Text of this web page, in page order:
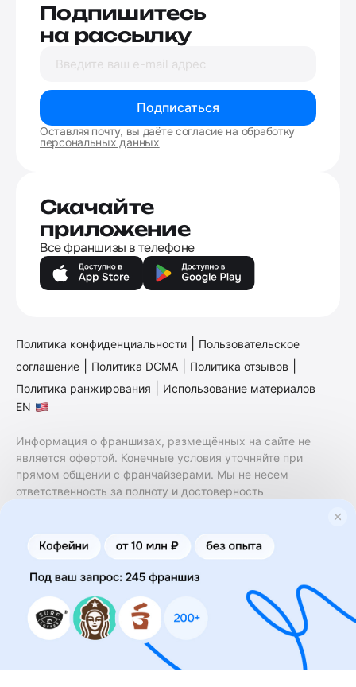
Подпишитесь
на рассылку
Подписаться
Оставляя почту, вы даёте согласие на обработку
персональных данных
Скачайте
приложение
Все франшизы в телефоне
Политика конфиденциальности
Пользовательское
соглашение
Политика DCMA Политика отзывов
Политика ранжирования
Использование материалов
EN
Информация о франшизах, размещённых на сайте не
является офертой. Конечные условия уточняйте при
прямом общении с франчайзерами. Мы не несем
ответственность за полноту и достоверность
финансовые услуги. Заключение договоров
коммерческой концессии (франчайзинга) осуществляется
правообладателями/их представителями. Бизнесменс.ру
не является посредником или представителем
правообладателя и не несет ответственность за условия
предоставления франшизы и действия лиц,
осуществленные на основании информации, имеющейся
на сайте или полученной через него. За достоверность
предоставленной информации несет ответственность